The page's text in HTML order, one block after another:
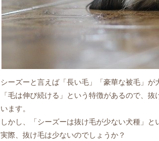
シーズーと言えば「長い毛」「豪華な被毛」が
「毛は伸び続ける」という特徴があるので、
います。
しかし、「シーズーは抜け毛が少ない犬種」と
実際、抜け毛は少ないのでしょうか？